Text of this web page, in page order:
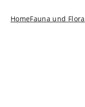
HomeFauna und Flora